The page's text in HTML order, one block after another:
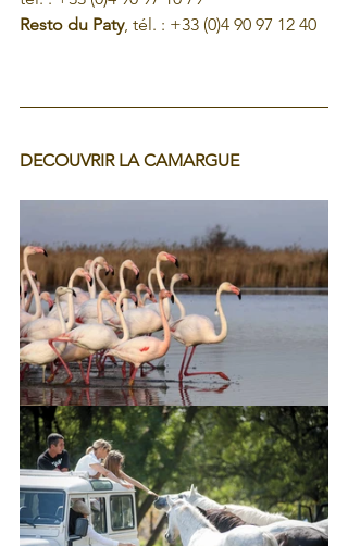
Resto du Paty, tél. : +33 (0)4 90 97 12 40
DECOUVRIR LA CAMARGUE